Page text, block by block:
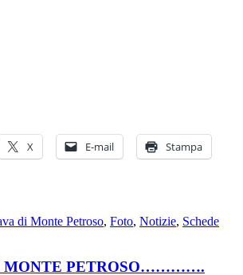
X E-mail Stampa
di Monte Petroso, Foto, Notizie, Schede
MONTE PETROSO………….